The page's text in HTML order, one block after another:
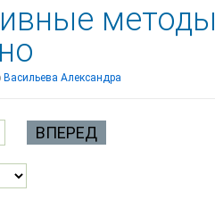
методы
Васильева Александра
ВПЕРЕД